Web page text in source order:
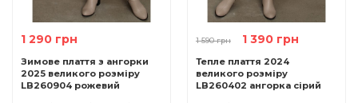
1 290 грн
Зимове плаття з ангорки
2025 великого розміру
LB260904 рожевий
1 590 грн 1 390 грн
Тепле плаття 2024
великого розміру
LB260402 ангорка сірий